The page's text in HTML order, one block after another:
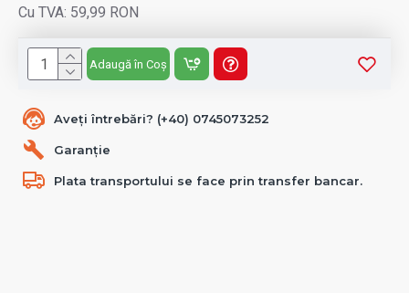
Aveți întrebări? (+40) 0745073252
Garanție
Plata transportului se face prin transfer bancar.
Cu TVA: 59,99 RON
Adaugă în Coș